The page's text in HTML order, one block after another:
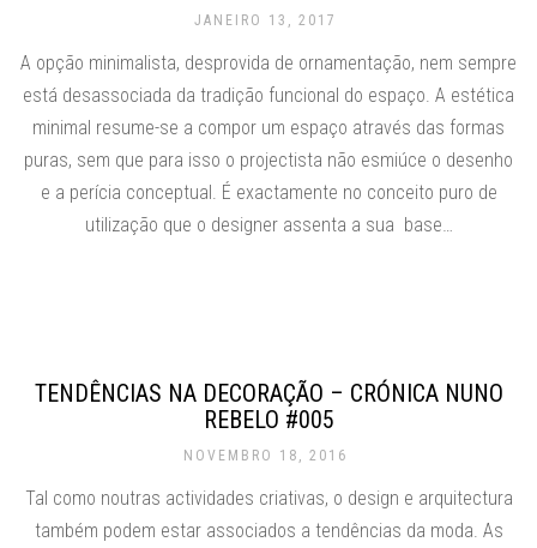
JANEIRO 13, 2017
A opção minimalista, desprovida de ornamentação, nem sempre
está desassociada da tradição funcional do espaço. A estética
minimal resume-se a compor um espaço através das formas
puras, sem que para isso o projectista não esmiúce o desenho
e a perícia conceptual. É exactamente no conceito puro de
utilização que o designer assenta a sua base…
TENDÊNCIAS NA DECORAÇÃO – CRÓNICA NUNO
REBELO #005
NOVEMBRO 18, 2016
Tal como noutras actividades criativas, o design e arquitectura
também podem estar associados a tendências da moda. As